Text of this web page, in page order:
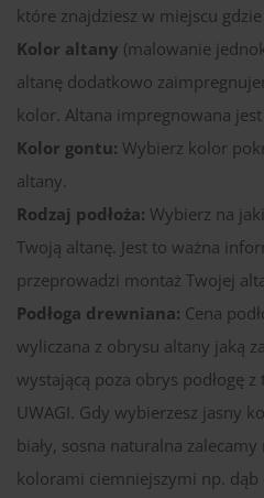
które znajdziesz w miejscu
Kolor altany (malowanie
altanę dodatkowo
kolor. Altana impregnowana
Kolor gontu: Wybierz kolor
altany.
Rodzaj podłoża: Wybierz na
Twoją altanę. Jest to ważna
przeprowadzi montaż Twojej
Podłoga drewniana: Cena
wyliczana z obrysu altany jaką
wystającą poza obrys podłogę
UWAGI. Gdy wybierzesz jasny
biały, sosna naturalna
kolorami ciemniejszymi np. dąb